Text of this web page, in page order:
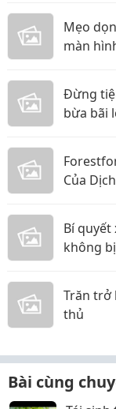
Mẹo
màn
Đừng
bừa bãi
Của
Bí quyết
không
Trăn trở
thủ
Bài cùng